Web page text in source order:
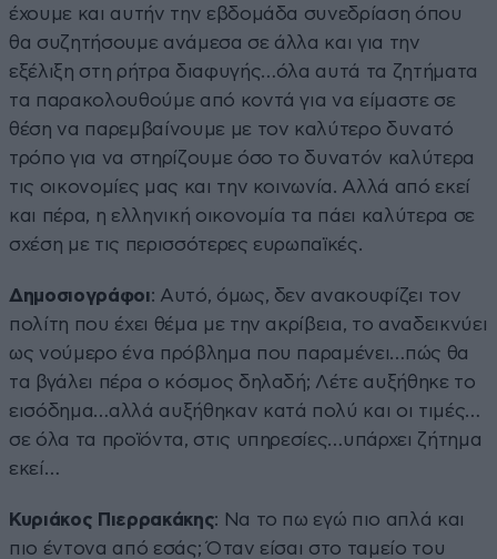
έχουμε και αυτήν την εβδομάδα συνεδρίαση όπου
θα συζητήσουμε ανάμεσα σε άλλα και για την
εξέλιξη στη ρήτρα διαφυγής…όλα αυτά τα ζητήματα
τα παρακολουθούμε από κοντά για να είμαστε σε
θέση να παρεμβαίνουμε με τον καλύτερο δυνατό
τρόπο για να στηρίζουμε όσο το δυνατόν καλύτερα
τις οικονομίες μας και την κοινωνία. Αλλά από εκεί
και πέρα, η ελληνική οικονομία τα πάει καλύτερα σε
σχέση με τις περισσότερες ευρωπαϊκές.
Δημοσιογράφοι: Αυτό, όμως, δεν ανακουφίζει τον
πολίτη που έχει θέμα με την ακρίβεια, το αναδεικνύει
ως νούμερο ένα πρόβλημα που παραμένει…πώς θα
τα βγάλει πέρα ο κόσμος δηλαδή; Λέτε αυξήθηκε το
εισόδημα…αλλά αυξήθηκαν κατά πολύ και οι τιμές…
σε όλα τα προϊόντα, στις υπηρεσίες…υπάρχει ζήτημα
εκεί…
Κυριάκος Πιερρακάκης: Να το πω εγώ πιο απλά και
πιο έντονα από εσάς; Όταν είσαι στο ταμείο του